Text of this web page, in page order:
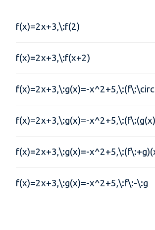
f(x)=2x+3,\:f(2)
f(x)=2x+3,\:f(x+2)
f(x)=2x+3,\:g(x)=-
f(x)=2x+3,\:g(x)=-
f(x)=2x+3,\:g(x)=-
f(x)=2x+3,\:g(x)=-x^2+5,\:f\:-\:g